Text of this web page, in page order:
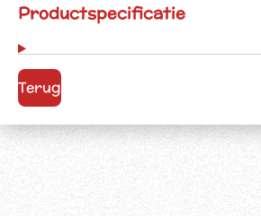
Productspecificatie
Terug